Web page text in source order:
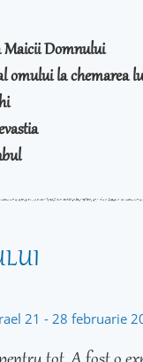
Maicii Domnului
omului la chemarea
21 - 28 februarie